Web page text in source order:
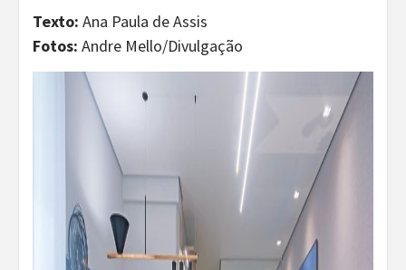
Texto: Ana Paula de Assis
Fotos: Andre Mello/Divulgação